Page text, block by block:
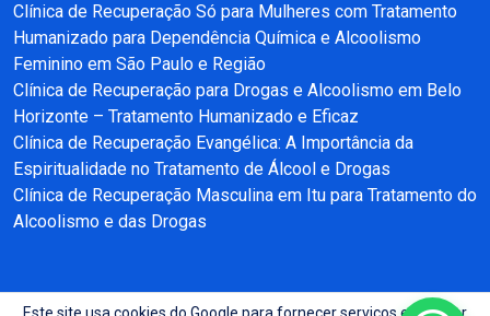
Clínica de Recuperação Só para Mulheres com Tratamento
Humanizado para Dependência Química e Alcoolismo
Feminino em São Paulo e Região
Clínica de Recuperação para Drogas e Alcoolismo em Belo
Horizonte – Tratamento Humanizado e Eficaz
Clínica de Recuperação Evangélica: A Importância da
Espiritualidade no Tratamento de Álcool e Drogas
Clínica de Recuperação Masculina em Itu para Tratamento do
Alcoolismo e das Drogas